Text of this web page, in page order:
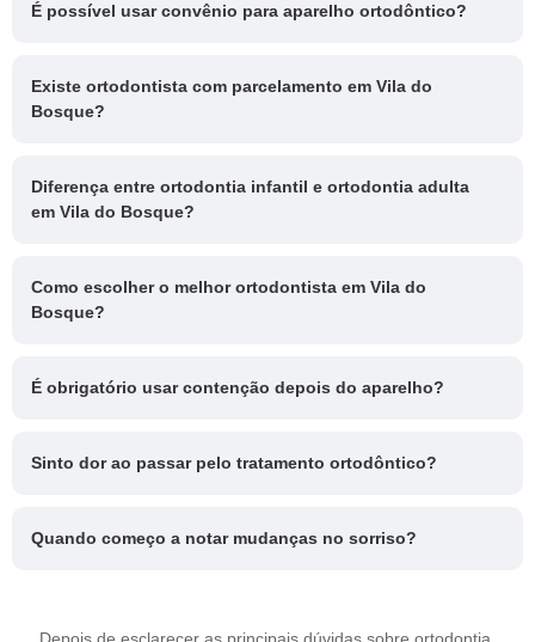
É possível usar convênio para aparelho ortodôntico?
Existe ortodontista com parcelamento em Vila do
Bosque?
Diferença entre ortodontia infantil e ortodontia adulta
em Vila do Bosque?
Como escolher o melhor ortodontista em Vila do
Bosque?
É obrigatório usar contenção depois do aparelho?
Sinto dor ao passar pelo tratamento ortodôntico?
Quando começo a notar mudanças no sorriso?